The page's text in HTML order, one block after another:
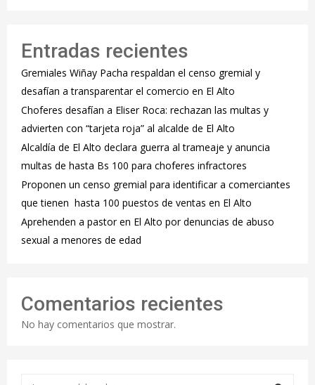
Entradas recientes
Gremiales Wiñay Pacha respaldan el censo gremial y
desafían a transparentar el comercio en El Alto
Choferes desafían a Eliser Roca: rechazan las multas y
advierten con “tarjeta roja” al alcalde de El Alto
‎Alcaldía de El Alto declara guerra al trameaje y anuncia
multas de hasta Bs 100 para choferes infractores
Proponen un censo gremial para identificar a comerciantes
que tienen hasta 100 puestos de ventas en El Alto
Aprehenden a pastor en El Alto por denuncias de abuso
sexual a menores de edad
Comentarios recientes
No hay comentarios que mostrar.